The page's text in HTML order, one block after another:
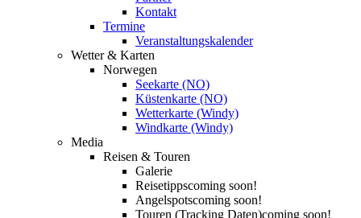
Kontakt
Termine
Veranstaltungskalender
Wetter & Karten
Norwegen
Seekarte (NO)
Küstenkarte (NO)
Wetterkarte (Windy)
Windkarte (Windy)
Media
Reisen & Touren
Galerie
Reisetippscoming soon!
Angelspotscoming soon!
Touren (Tracking Daten)coming soon!